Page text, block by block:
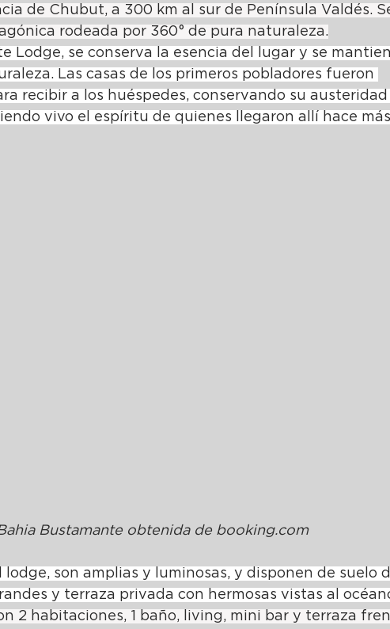
de Chubut, a 300 km al sur de Península Valdés.
rodeada por 360° de pura naturaleza.
Lodge, se conserva la esencia del lugar y se
Las casas de los primeros pobladores fueron
recibir a los huéspedes, conservando su austeridad
vivo el espíritu de quienes llegaron allí hace
Bustamante obtenida de booking.com
lodge, son amplias y luminosas, y disponen de suelo
y terraza privada con hermosas vistas al
2 habitaciones, 1 baño, living, mini bar y terraza